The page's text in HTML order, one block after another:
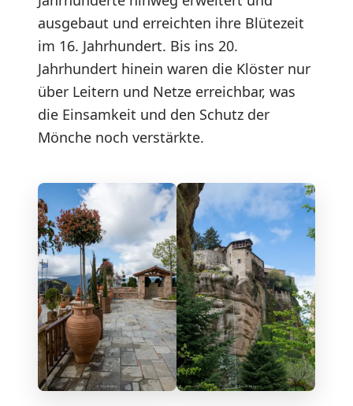
ausgebaut und erreichten ihre Blütezeit
im 16. Jahrhundert. Bis ins 20.
Jahrhundert hinein waren die Klöster nur
über Leitern und Netze erreichbar, was
die Einsamkeit und den Schutz der
Mönche noch verstärkte.